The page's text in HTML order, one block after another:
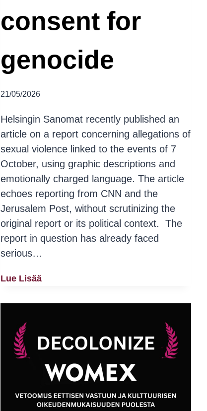
consent for
genocide
21/05/2026
Helsingin Sanomat recently published an
article on a report concerning allegations of
sexual violence linked to the events of 7
October, using graphic descriptions and
emotionally charged language. The article
echoes reporting from CNN and the
Jerusalem Post, without scrutinizing the
original report or its political context. The
report in question has already faced
serious…
Lue Lisää
And
The
Erasure
Of
Palestinian